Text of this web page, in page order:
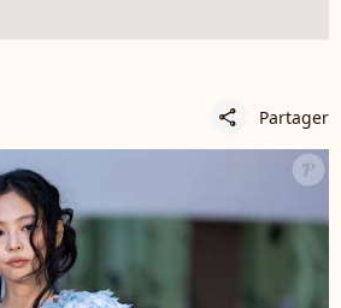
share Partager